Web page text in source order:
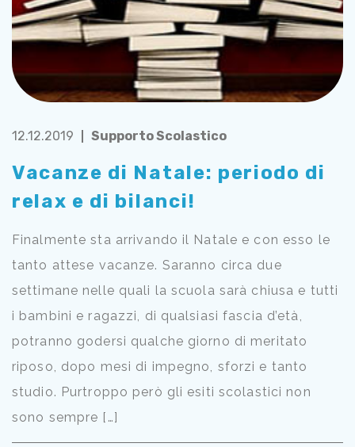
12.12.2019 Supporto Scolastico
Vacanze di Natale: periodo di
relax e di bilanci!
Finalmente sta arrivando il Natale e con esso le
tanto attese vacanze. Saranno circa due
settimane nelle quali la scuola sarà chiusa e tutti
i bambini e ragazzi, di qualsiasi fascia d’età,
potranno godersi qualche giorno di meritato
riposo, dopo mesi di impegno, sforzi e tanto
studio. Purtroppo però gli esiti scolastici non
sono sempre […]